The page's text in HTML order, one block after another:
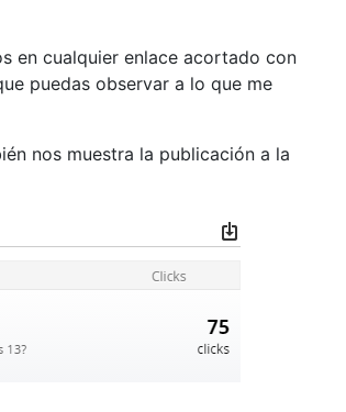
en cualquier enlace acortado con
puedas observar a lo que me
nos muestra la publicación a la